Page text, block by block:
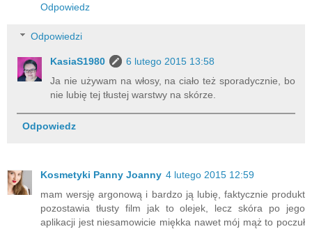
Odpowiedz
Odpowiedzi
KasiaS1980
6 lutego 2015 13:58
Ja nie używam na włosy, na ciało też sporadycznie, bo
nie lubię tej tłustej warstwy na skórze.
Odpowiedz
Kosmetyki Panny Joanny 4 lutego 2015 12:59
mam wersję argonową i bardzo ją lubię, faktycznie produkt
pozostawia tłusty film jak to olejek, lecz skóra po jego
aplikacji jest niesamowicie miękka nawet mój mąż to poczuł